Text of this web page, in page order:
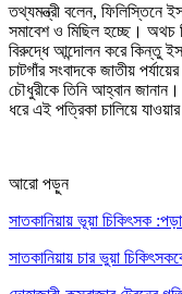
তথ্যমন্ত্রী বলেন, ফিলিস্তিনে
সমাবেশ ও মিছিল হচ্ছে। অথচ
বিরুদ্ধে আন্দোলন করে কিন্তু
চাটগাঁর সংবাদকে জাতীয়
চৌধুরীকে তিনি আহ্বান
ধরে এই পত্রিকা চালিয়ে
আরো পড়ুন
সাতকানিয়ায় ভূয়া চিকিৎসক
সাতকানিয়ায় চার ভুয়া